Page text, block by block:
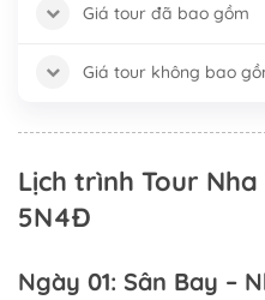
Giá tour đã bao gồm
Giá tour không bao
Lịch trình Tour
5N4Đ
Ngày 01: Sân Bay –